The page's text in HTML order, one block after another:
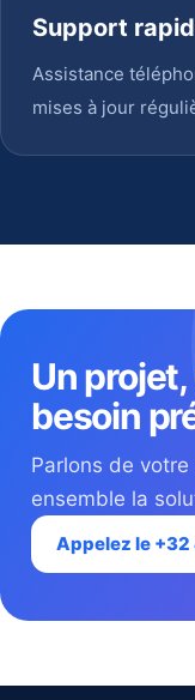
Support
Assistance
mises à jour
Un
besoin
Parlons de
ensemble la
Appelez le +32